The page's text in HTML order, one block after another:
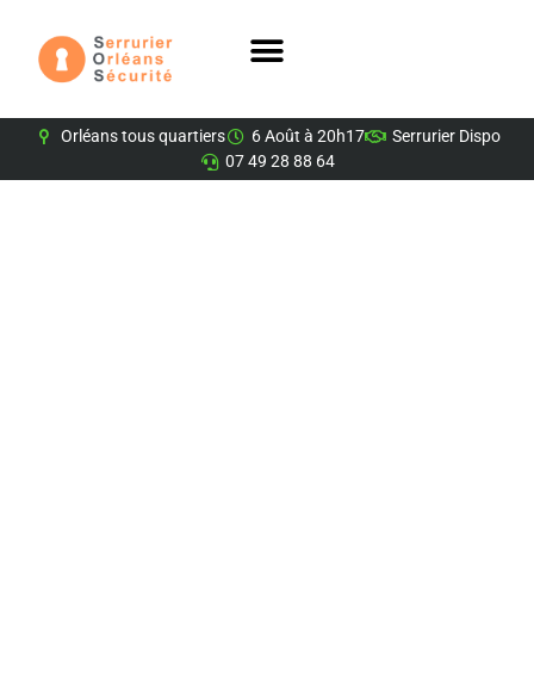
Orléans tous quartiers 6 Août à 20h17
Serrurier Dispo
07 49 28 88 64